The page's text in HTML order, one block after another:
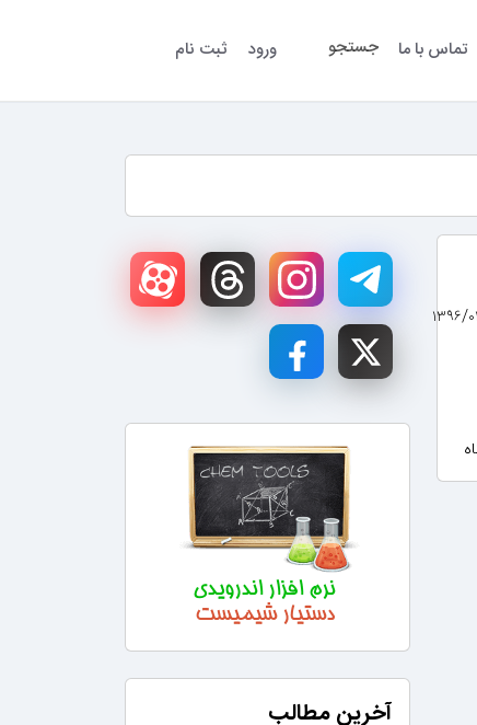
تماس با ما جستجو ورود ثبت نام
آخرین مطالب